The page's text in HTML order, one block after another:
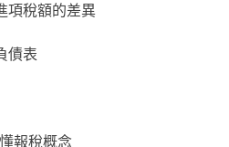
項稅額的差異
債表
報稅概念